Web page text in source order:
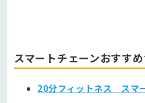
スマートチェーンおすす
20分フィットネス スマ